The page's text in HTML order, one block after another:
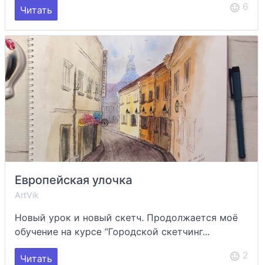
Читать 6
Европейская улочка
ArtVik
Новый урок и новый скетч. Продолжается моё
обучение на курсе “Городской скетчинг...
Читать 2